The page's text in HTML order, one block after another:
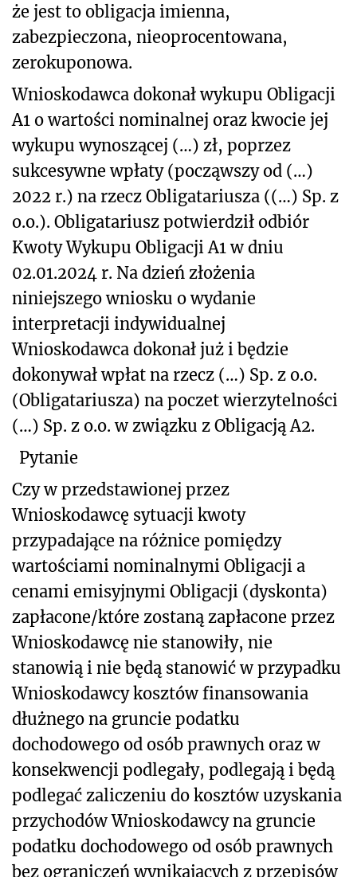
że jest to obligacja imienna,
zabezpieczona, nieoprocentowana,
zerokuponowa.
Wnioskodawca dokonał wykupu Obligacji
A1 o wartości nominalnej oraz kwocie jej
wykupu wynoszącej (…) zł, poprzez
sukcesywne wpłaty (począwszy od (…)
2022 r.) na rzecz Obligatariusza ((…) Sp. z
o.o.). Obligatariusz potwierdził odbiór
Kwoty Wykupu Obligacji A1 w dniu
02.01.2024 r. Na dzień złożenia
niniejszego wniosku o wydanie
interpretacji indywidualnej
Wnioskodawca dokonał już i będzie
dokonywał wpłat na rzecz (…) Sp. z o.o.
(Obligatariusza) na poczet wierzytelności
(…) Sp. z o.o. w związku z Obligacją A2.
Pytanie
Czy w przedstawionej przez
Wnioskodawcę sytuacji kwoty
przypadające na różnice pomiędzy
wartościami nominalnymi Obligacji a
cenami emisyjnymi Obligacji (dyskonta)
zapłacone/które zostaną zapłacone przez
Wnioskodawcę nie stanowiły, nie
stanowią i nie będą stanowić w przypadku
Wnioskodawcy kosztów finansowania
dłużnego na gruncie podatku
dochodowego od osób prawnych oraz w
konsekwencji podlegały, podlegają i będą
podlegać zaliczeniu do kosztów uzyskania
przychodów Wnioskodawcy na gruncie
podatku dochodowego od osób prawnych
bez ograniczeń wynikających z przepisów